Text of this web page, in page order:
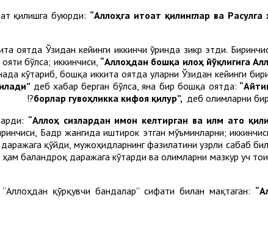
қилишга буюрди: “Аллоҳга итоат қилинглар ва
оятда Ўзидан кейинги иккинчи ўринда зикр этди.
ояти бўлса; иккинчиси, “Аллоҳдан бошқа илоҳ йўқлигига
кўтариб, бошқа иккита оятда уларни Ўзидан кейинги
деб хабар берган бўлса, яна бир бошқа оятда:
борлар гувоҳликка кифоя қилур”, деб олимларни
“Аллоҳ сизлардан имон келтирган ва илм ато
Бадр жангида иштирок этган мўъминларни;
қўйди, мужоҳидларнинг фазилатини узрли сабаб
баландроқ даражага кўтарди ва олимларни мазкур уч
қўрқувчи бандалар” сифати билан мақтаган: